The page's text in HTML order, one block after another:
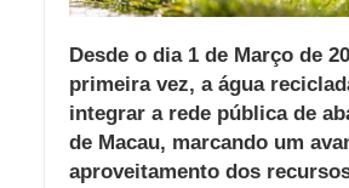
Desde o dia 1 de Março de
primeira vez, a água
integrar a rede pública de
de Macau, marcando um
aproveitamento dos